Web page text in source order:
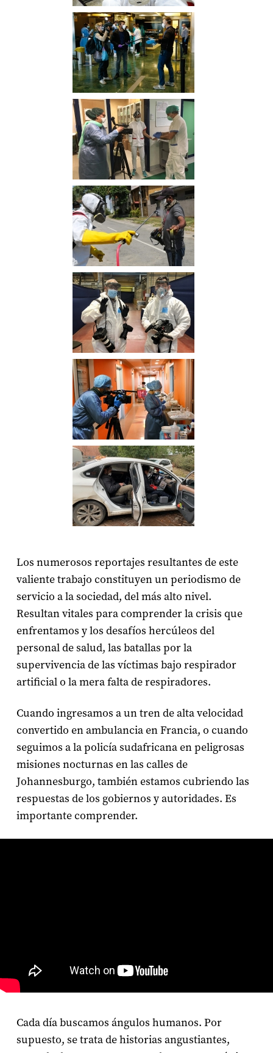
Los numerosos reportajes resultantes de este
valiente trabajo constituyen un periodismo de
servicio a la sociedad, del más alto nivel.
Resultan vitales para comprender la crisis que
enfrentamos y los desafíos hercúleos del
personal de salud, las batallas por la
supervivencia de las víctimas bajo respirador
artificial o la mera falta de respiradores.
Cuando ingresamos a un tren de alta velocidad
convertido en ambulancia en Francia, o cuando
seguimos a la policía sudafricana en peligrosas
misiones nocturnas en las calles de
Johannesburgo, también estamos cubriendo las
respuestas de los gobiernos y autoridades. Es
importante comprender.
Cada día buscamos ángulos humanos. Por
supuesto, se trata de historias angustiantes,